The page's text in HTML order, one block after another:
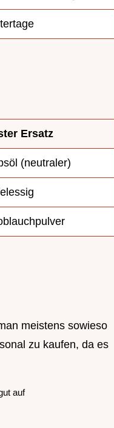
Ersatz
(neutraler)
meistens sowieso
zu kaufen, da es
auf